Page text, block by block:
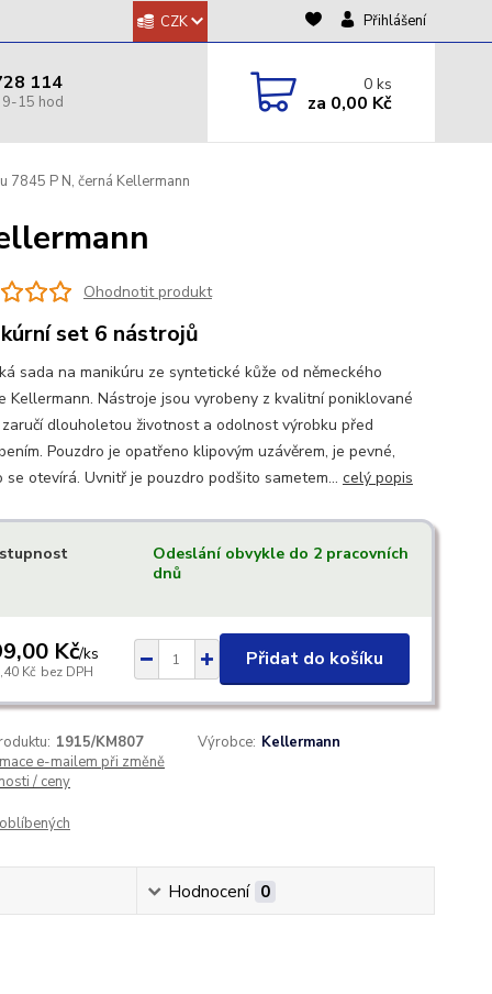
CZK Přihlášení
114 0ks
za 0,00 Kč
7845 P N, černá Kellermann
Ohodnotit produkt
set 6 nástrojů
sada na manikúru ze syntetické kůže od německého
Kellermann. Nástroje jsou vyrobeny z kvalitní poniklované
dlouholetou životnost a odolnost výrobku před
Pouzdro je opatřeno klipovým uzávěrem, je pevné,
se otevírá. Uvnitř je pouzdro podšito sametem... celý popis
Odeslání obvykle do 2 pracovních
dnů
Kč/ks
Kč bez DPH
Přidat do košíku
1915/KM807 Výrobce: Kellermann
e-mailem při změně
/ ceny
Hodnocení 0